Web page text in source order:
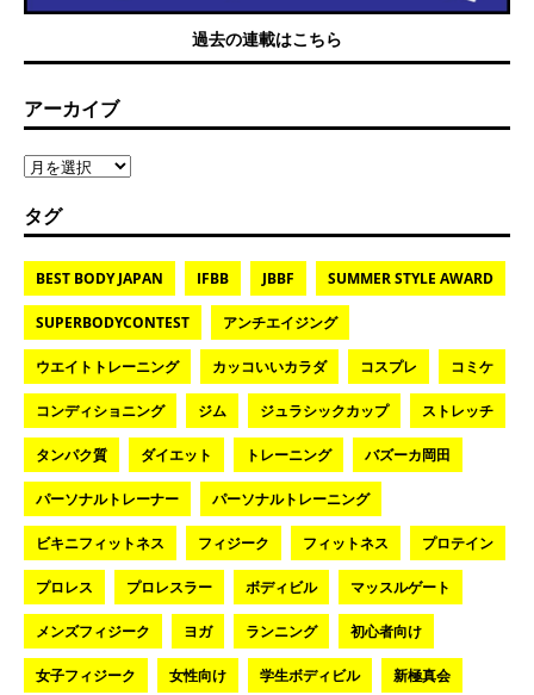
過去の連載はこちら
アーカイブ
タグ
BEST BODY JAPAN IFBB JBBF SUMMER STYLE AWARD
SUPERBODYCONTEST アンチエイジング
ウエイトトレーニング カッコいいカラダ コスプレ コミケ
コンディショニング ジム ジュラシックカップ ストレッチ
タンパク質 ダイエット トレーニング バズーカ岡田
パーソナルトレーナー パーソナルトレーニング
ビキニフィットネス フィジーク フィットネス プロテイン
プロレス プロレスラー ボディビル マッスルゲート
メンズフィジーク ヨガ ランニング 初心者向け
女子フィジーク 女性向け 学生ボディビル 新極真会